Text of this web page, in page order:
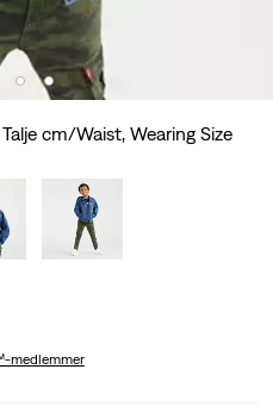
cm/Waist, Wearing Size
medlemmer